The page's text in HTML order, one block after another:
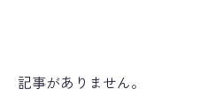
記事がありません。